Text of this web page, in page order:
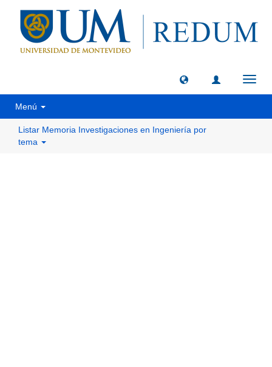
Menú
Listar Memoria Investigaciones en Ingeniería por
tema